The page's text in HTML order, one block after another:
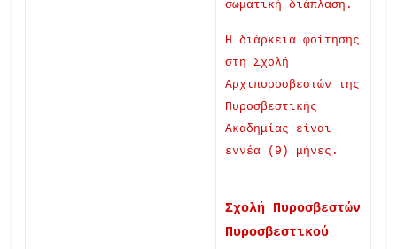
σωματική διάπλαση.
Η διάρκεια φοίτησης
στη Σχολή
Αρχιπυροσβεστών της
Πυροσβεστικής
Ακαδημίας είναι
εννέα (9) μήνες.
Σχολή Πυροσβεστών
Πυροσβεστικού